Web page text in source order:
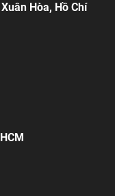
Hòa, Hồ Chí